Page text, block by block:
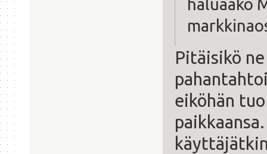
haluaako
Pitäisikö
eiköhän